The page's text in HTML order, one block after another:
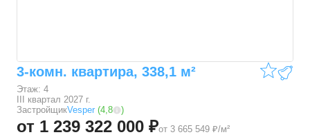
м². Квартира находится в строящемся доме ЖК
Levenson. Срок сдачи корпуса – III квартал 2027 г.
3-комн. квартира, 338,1 м²
Этаж: 4
III квартал 2027 г.
ЗастройщикVesper (4,8 )
от 1 239 322 000 ₽от 3 665 549 ₽/м²